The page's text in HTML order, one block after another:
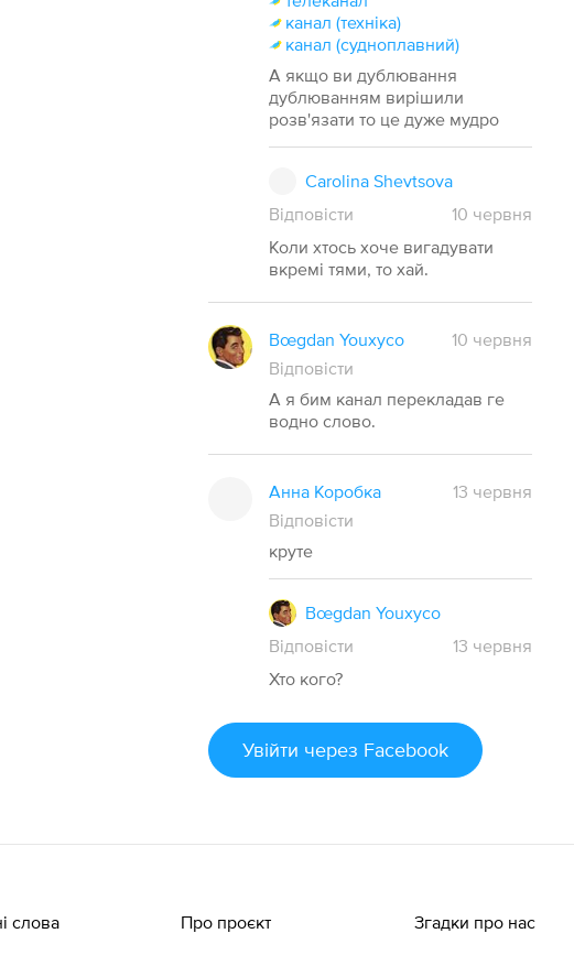
канал (техніка)
канал (судноплавний)
А якщо ви дублювання
дублюванням вирішили
розв'язати то це дуже мудро
Carolina Shevtsova
Відповісти
10 червня
Коли хтось хоче вигадувати
вкремі тями, то хай.
Bœgdan Youxyco
10 червня
Відповісти
А я бим канал перекладав ге
водно слово.
Анна Коробка
13 червня
Відповісти
круте
Bœgdan Youxyco
Відповісти
13 червня
Хто кого?
Увійти через Facebook
слова Про проєкт Згадки про нас